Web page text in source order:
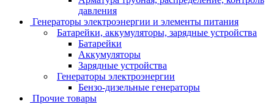
давления
Генераторы электроэнергии и элементы питания
Батарейки, аккумуляторы, зарядные устройства
Батарейки
Аккумуляторы
Зарядные устройства
Генераторы электроэнергии
Бензо-дизельные генераторы
Прочие товары